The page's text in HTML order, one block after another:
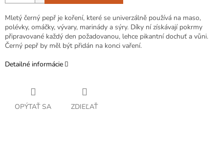
Mletý černý pepř je koření, které se univerzálně používá na maso,
polévky, omáčky, vývary, marinády a sýry. Díky ní získávají pokrmy
připravované každý den požadovanou, lehce pikantní dochuť a vůni.
Černý pepř by měl být přidán na konci vaření.
Detailné informácie
OPÝTAŤ SA ZDIEĽAŤ